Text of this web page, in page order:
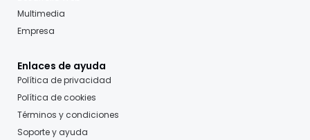
Multimedia
Empresa
Enlaces de ayuda
Política de privacidad
Política de cookies
Términos y condiciones
Soporte y ayuda